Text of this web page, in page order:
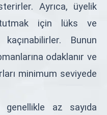
Ayrıca, üyelik
için lüks ve
Bunun
odaklanır ve
minimum seviyede
az sayıda